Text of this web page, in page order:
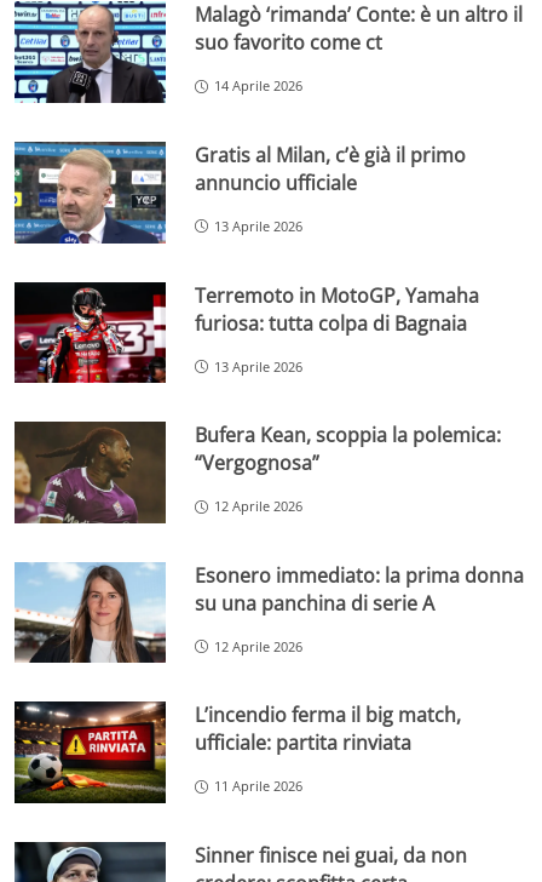
Malagò ‘rimanda’ Conte: è un altro il
suo favorito come ct
14 Aprile 2026
Gratis al Milan, c’è già il primo
annuncio ufficiale
13 Aprile 2026
Terremoto in MotoGP, Yamaha
furiosa: tutta colpa di Bagnaia
13 Aprile 2026
Bufera Kean, scoppia la polemica:
“Vergognosa”
12 Aprile 2026
Esonero immediato: la prima donna
su una panchina di serie A
12 Aprile 2026
L’incendio ferma il big match,
ufficiale: partita rinviata
11 Aprile 2026
Sinner finisce nei guai, da non